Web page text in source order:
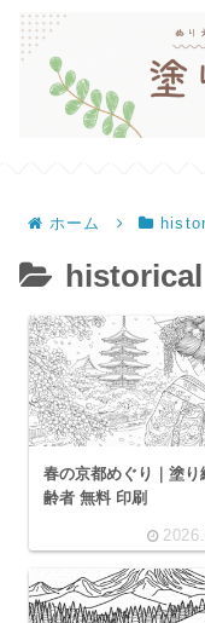
ホーム
春の京都めぐり｜塗り
齢者 無料 印刷